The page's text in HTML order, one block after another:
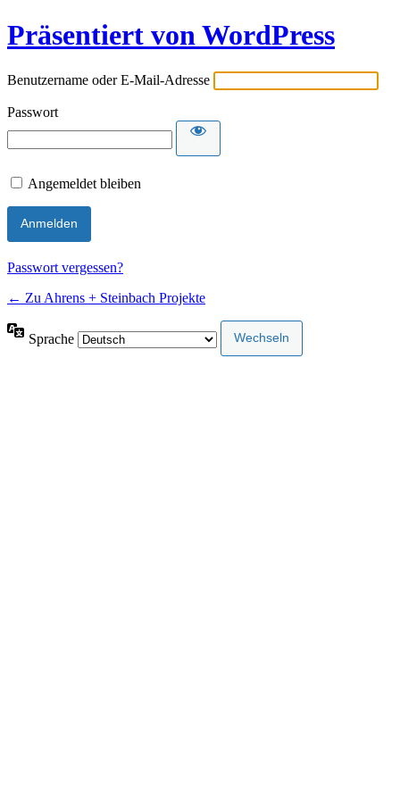
Präsentiert von WordPress
Benutzername oder E-Mail-Adresse
Passwort
Angemeldet bleiben
Passwort vergessen?
← Zu Ahrens + Steinbach Projekte
Sprache